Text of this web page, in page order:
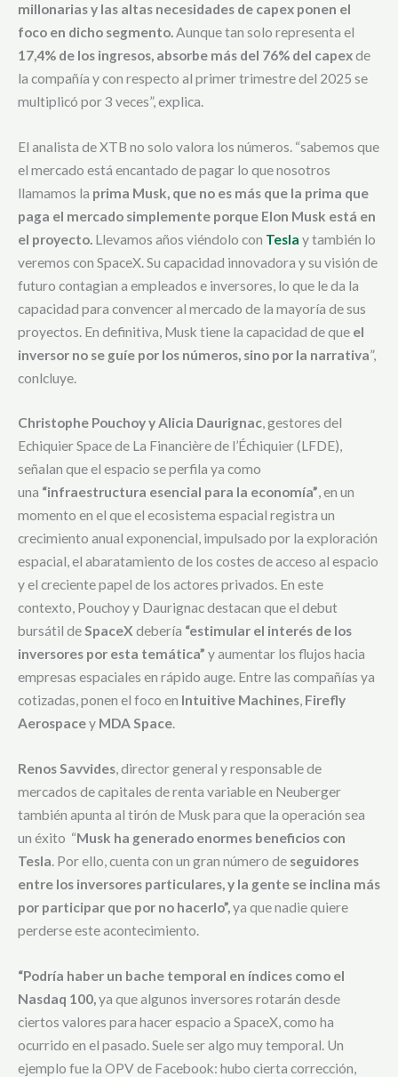
millonarias y las altas necesidades de capex ponen el
foco en dicho segmento.Aunque tan solo representa el
17,4% de los ingresos, absorbe más del 76% del capexde
la compañía y con respecto al primer trimestre del 2025 se
multiplicó por 3 veces”, explica.
El analista de XTB no solo valora los números. “sabemos que
el mercado está encantado de pagar lo que nosotros
llamamos la prima Musk, que no es más que la prima que
paga el mercado simplemente porque Elon Musk está en
el proyecto. Llevamos años viéndolo con Tesla y también lo
veremos con SpaceX. Su capacidad innovadora y su visión de
futuro contagian a empleados e inversores, lo que le da la
capacidad para convencer al mercado de la mayoría de sus
proyectos. En definitiva, Musk tiene la capacidad de que el
inversor no se guíe por los números, sino por la narrativa”,
conlcluye.
Christophe Pouchoy y Alicia Daurignac, gestores del
Echiquier Space de La Financière de l’Échiquier (LFDE),
señalan que el espacio se perfila ya como
una “infraestructura esencial para la economía”, en un
momento en el que el ecosistema espacial registra un
crecimiento anual exponencial, impulsado por la exploración
espacial, el abaratamiento de los costes de acceso al espacio
y el creciente papel de los actores privados. En este
contexto, Pouchoy y Daurignac destacan que el debut
bursátil deSpaceX debería “estimular el interés de los
inversores por esta temática” y aumentar los flujos hacia
empresas espaciales en rápido auge. Entre las compañías ya
cotizadas, ponen el foco en Intuitive Machines, Firefly
Aerospacey MDA Space.
Renos Savvides, director general y responsable de
mercados de capitales de renta variable en Neuberger
también apunta al tirón de Musk para que la operación sea
un éxito “Musk ha generado enormes beneficios con
Tesla. Por ello, cuenta con un gran número de seguidores
entre los inversores particulares, y la gente se inclina más
por participar que por no hacerlo”,ya que nadie quiere
perderse este acontecimiento.
“Podría haber un bache temporal en índices como el
Nasdaq 100,ya que algunos inversores rotarán desde
ciertos valores para hacer espacio a SpaceX, como ha
ocurrido en el pasado. Suele ser algo muy temporal. Un
ejemplo fue la OPV de Facebook: hubo cierta corrección,